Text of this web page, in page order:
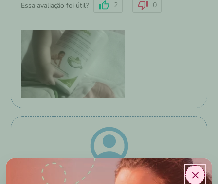
×
Essa avaliação foi útil? 2 0
Jefferson Machado